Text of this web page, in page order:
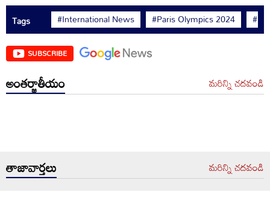
Tags #International News #Paris Olympics 2024
SUBSCRIBE
అంతర్జాతీయం మరిన్ని చదవండి
తాజావార్తలు మరిన్ని చదవండి